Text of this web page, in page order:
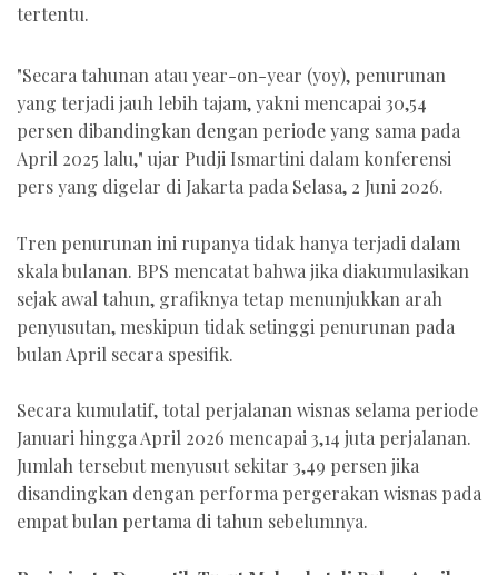
tertentu.
"Secara tahunan atau year-on-year (yoy), penurunan
yang terjadi jauh lebih tajam, yakni mencapai 30,54
persen dibandingkan dengan periode yang sama pada
April 2025 lalu," ujar Pudji Ismartini dalam konferensi
pers yang digelar di Jakarta pada Selasa, 2 Juni 2026.
Tren penurunan ini rupanya tidak hanya terjadi dalam
skala bulanan. BPS mencatat bahwa jika diakumulasikan
sejak awal tahun, grafiknya tetap menunjukkan arah
penyusutan, meskipun tidak setinggi penurunan pada
bulan April secara spesifik.
Secara kumulatif, total perjalanan wisnas selama periode
Januari hingga April 2026 mencapai 3,14 juta perjalanan.
Jumlah tersebut menyusut sekitar 3,49 persen jika
disandingkan dengan performa pergerakan wisnas pada
empat bulan pertama di tahun sebelumnya.